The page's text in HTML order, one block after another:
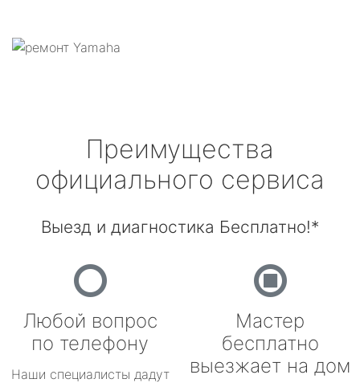
Преимущества
официального сервиса
Выезд и диагностика Бесплатно!*
Любой вопрос
по телефону
Наши специалисты дадут
Мастер
бесплатно
выезжает на дом